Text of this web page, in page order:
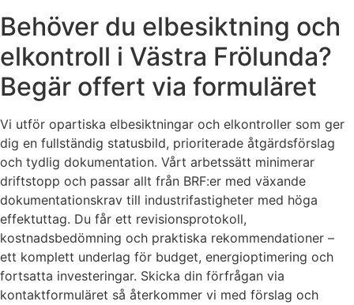
Behöver du elbesiktning och
elkontroll i Västra Frölunda?
Begär offert via formuläret
Vi utför opartiska elbesiktningar och elkontroller som ger
dig en fullständig statusbild, prioriterade åtgärdsförslag
och tydlig dokumentation. Vårt arbetssätt minimerar
driftstopp och passar allt från BRF:er med växande
dokumentationskrav till industrifastigheter med höga
effektuttag. Du får ett revisionsprotokoll,
kostnadsbedömning och praktiska rekommendationer –
ett komplett underlag för budget, energioptimering och
fortsatta investeringar. Skicka din förfrågan via
kontaktformuläret så återkommer vi med förslag och